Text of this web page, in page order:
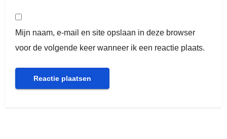
Mijn naam, e-mail en site opslaan in deze browser
voor de volgende keer wanneer ik een reactie plaats.